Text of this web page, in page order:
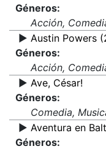
Géneros:
Acción,
▶️ Austin Powers
Géneros:
Acción,
▶️ Ave, César!
Géneros:
Comedia,
▶️ Aventura en
Géneros: